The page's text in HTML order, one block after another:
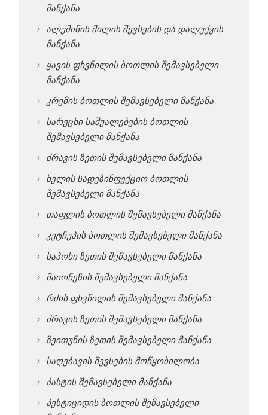
მანქანა
ალუმინის მილის შევსების და დალუქვის
მანქანა
ყავის ფხვნილის ბოთლის შემავსებელი
მანქანა
კრემის ბოთლის შემავსებელი მანქანა
სარეცხი საშუალებების ბოთლის
შემავსებელი მანქანა
ძრავის ზეთის შემავსებელი მანქანა
ხელის სადეზინფექციო ბოთლის
შემავსებელი მანქანა
თაფლის ბოთლის შემავსებელი მანქანა
კეტჩუპის ბოთლის შემავსებელი მანქანა
საპოხი ზეთის შემავსებელი მანქანა
მაიონეზის შემავსებელი მანქანა
რძის ფხვნილის შემავსებელი მანქანა
ძრავის ზეთის შემავსებელი მანქანა
ზეითუნის ზეთის შემავსებელი მანქანა
საღებავის შევსების მოწყობილობა
პასტის შემავსებელი მანქანა
პესტიციდის ბოთლის შემავსებელი